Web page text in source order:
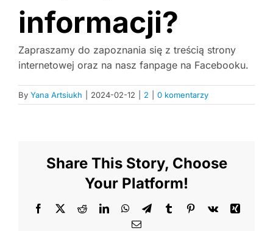
informacji?
Zapraszamy do zapoznania się z treścią strony
internetowej oraz na nasz fanpage na Facebooku.
By Yana Artsiukh 2024-02-12 2 0 komentarzy
Share This Story, Choose
Your Platform!
Facebook
X RedditLinkedInWhatsApp
TelegramTumblrPinterest
Vk
Xing
Email